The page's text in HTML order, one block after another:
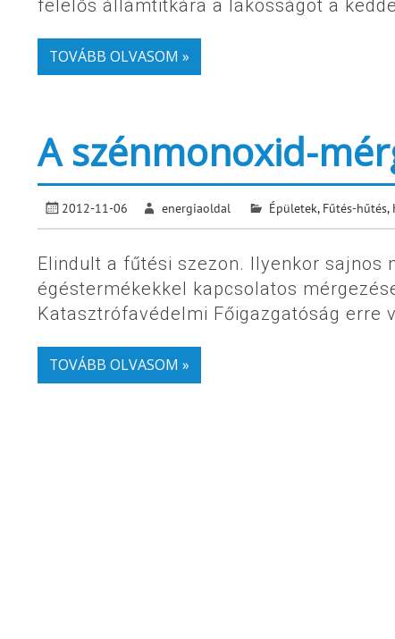
felelős államtitkára a lakosságot a
TOVÁBB OLVASOM »
A szénmonoxid-
2012-11-06 energiaoldal Épületek, Fűtés-hűtés,
Elindult a fűtési szezon. Ilyenkor sajnos
égéstermékekkel kapcsolatos
Katasztrófavédelmi Főigazgatóság erre
TOVÁBB OLVASOM »